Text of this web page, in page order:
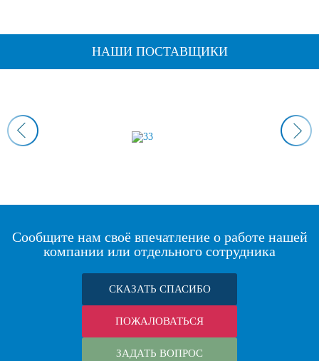
НАШИ ПОСТАВЩИКИ
Сообщите нам своё впечатление о работе нашей
компании или отдельного сотрудника
СКАЗАТЬ СПАСИБО
ПОЖАЛОВАТЬСЯ
ЗАДАТЬ ВОПРОС